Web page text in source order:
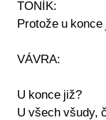
TONÍK:
Protože u konce
VÁVRA:
U konce již?
U všech všudy,